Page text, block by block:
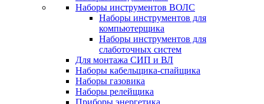
Наборы инструментов ВОЛС
Наборы инструментов для
компьютерщика
Наборы инструментов для
слаботочных систем
Для монтажа СИП и ВЛ
Наборы кабельщика-спайщика
Наборы газовика
Наборы релейщика
Приборы энергетика